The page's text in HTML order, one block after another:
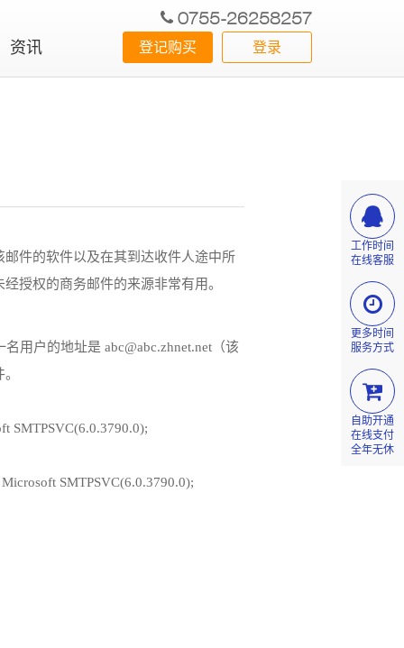
资讯
0755-26258257
登录
登记购买
件的软件以及在其到达收件人途中所
授权的商务邮件的来源非常有用。
用户的地址是 abc@abc.zhnet.net（该
SMTPSVC(6.0.3790.0);
SMTPSVC(6.0.3790.0);
工作时间
在线客服
更多时间
服务方式
自助开通
在线支付
全年无休